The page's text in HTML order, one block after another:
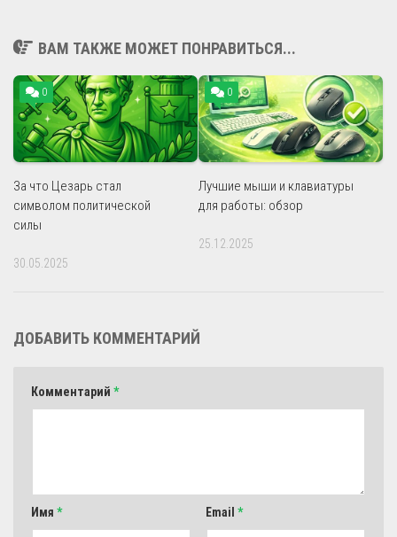
ВАМ ТАКЖЕ МОЖЕТ ПОНРАВИТЬСЯ...
0
За что Цезарь стал
символом политической
силы
30.05.2025
0
Лучшие мыши и клавиатуры
для работы: обзор
25.12.2025
ДОБАВИТЬ КОММЕНТАРИЙ
Комментарий *
Имя * Email *